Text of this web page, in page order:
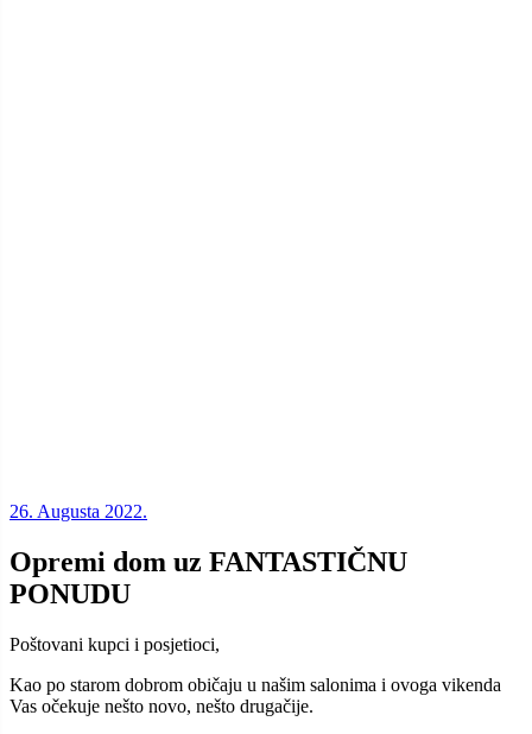
26. Augusta 2022.
Opremi dom uz FANTASTIČNU
PONUDU
Poštovani kupci i posjetioci,
Kao po starom dobrom običaju u našim salonima i ovoga vikenda
Vas očekuje nešto novo, nešto drugačije.